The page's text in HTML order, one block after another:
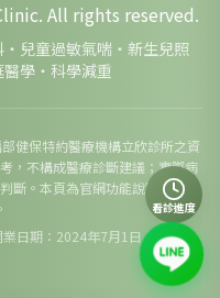
All rights reserved.
兒童過敏氣喘・新生兒照
學・科學減重
部健保特約醫療機構立欣診所之資
，不構成醫療診斷建議；實際病
斷。本頁為官網功能說明頁，非
日期：2024年7月1日
看診進度